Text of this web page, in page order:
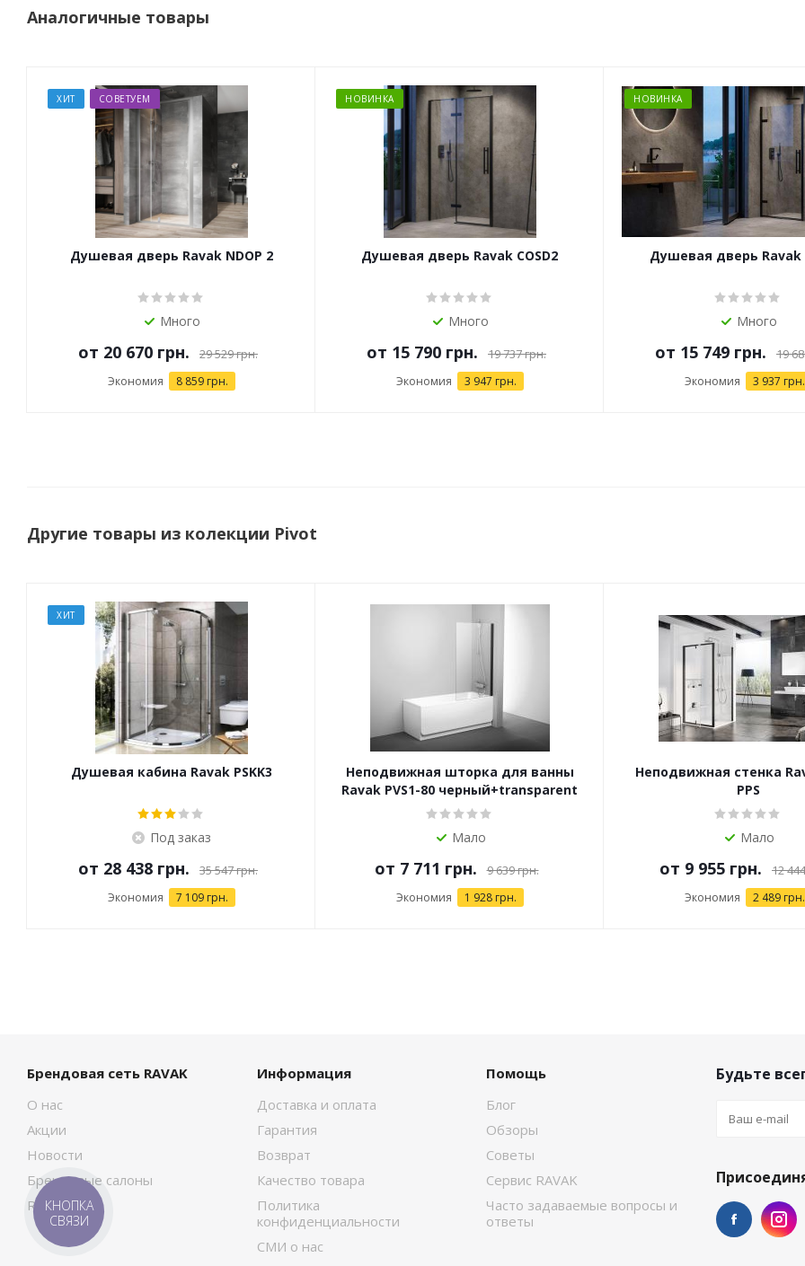
Аналогичные товары
ХИТ СОВЕТУЕМ
Душевая дверь Ravak NDOP 2
Много
от 20 670 грн. 29 529 грн.
Экономия 8 859 грн.
НОВИНКА
Душевая дверь Ravak COSD2
Много
от 15 790 грн. 19 737 грн.
Экономия 3 947 грн.
НОВИНКА
Душевая дверь Ravak
Много
от 15 749 грн. 19
Экономия 3 937 грн.
Другие товары из колекции Pivot
ХИТ
Душевая кабина Ravak PSKK3
Под заказ
от 28 438 грн. 35 547 грн.
Экономия 7 109 грн.
Неподвижная шторка для ванны
Ravak PVS1-80 черный+transparent
Мало
от 7 711 грн. 9 639 грн.
Экономия 1 928 грн.
Неподвижная стенка
PPS
Мало
от 9 955 грн. 12
Экономия 2 489 грн.
Брендовая сеть RAVAK
О нас
Акции
Новости
Брендовые салоны
RAVAK Сток
Информация
Доставка и оплата
Гарантия
Возврат
Качество товара
Политика
конфиденциальности
СМИ о нас
Помощь
Блог
Обзоры
Советы
Сервис RAVAK
Часто задаваемые вопросы и
ответы
Будьте
КНОПКА
СВЯЗИ